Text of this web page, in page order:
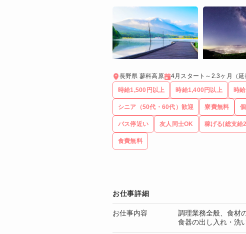
長野県 蓼科高原 4月スタート～2.3ヶ月（延
時給1,500円以上 時給1,400円以上 時
シニア（50代・60代）歓迎 寮費無料
バス停近い 友人同士OK 稼げる(総支給
食費無料
お仕事詳細
お仕事内容
調理業務全般、食材
食器の出し入れ・洗